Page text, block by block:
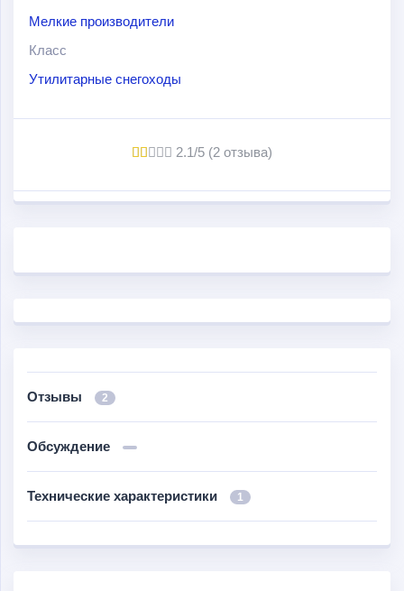
переместить по льду, либо по плотному снегу двух
человек плюс до ста килограммов груза в прицепе. И
сделать это Бурлак способен довольно быстро: его
км/ч при скорости движения без груза 20-25 км/ч.
Мелкие производители
Класс
Утилитарные снегоходы
2.1/5 (2 отзыва)
Отзывы 2
Обсуждение
Технические характеристики 1